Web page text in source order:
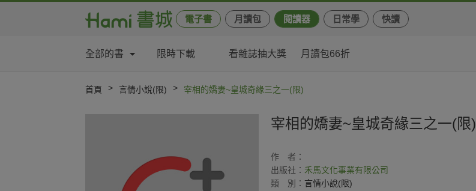
電子書 月讀包 閱讀器 日常學 快讀
全部的書 限時下載 看雜誌抽大獎 月讀包66折
首頁 > 言情小說(限) > 宰相的嬌妻~皇城奇緣三之一(限)
宰相的嬌妻~皇城奇緣三之一(限)
作
者：
出版社： 禾馬文化事業有限公司
類
別： 言情小說(限)